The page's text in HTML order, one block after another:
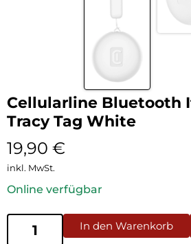
Cellularline Bluetooth
Tracy Tag White
19,90 €
inkl. MwSt.
Online verfügbar
In den Warenkorb